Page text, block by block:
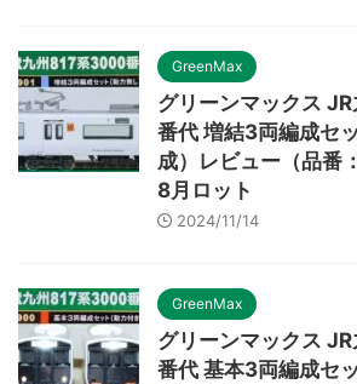
GreenMax
グリーンマックス
番代 増結3両編成セ
成）レビュー（品
8月ロット
2024/11/14
GreenMax
グリーンマックス
番代 基本3両編成セ